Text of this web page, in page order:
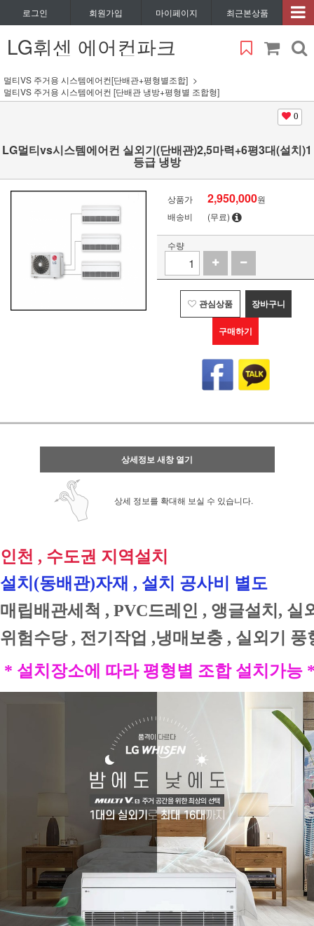
로그인 회원가입 마이페이지 최근본상품
LG휘센 에어컨파크
멀티VS 주거용 시스템에어컨[단배관+평형별조합]
멀티VS 주거용 시스템에어컨 [단배관 냉방+평형별 조합형]
0
LG멀티vs시스템에어컨 실외기(단배관)2,5마력+6평3대(설치)1
등급 냉방
상품가 2,950,000원
배송비
(무료)
수량
관심상품 장바구니
구매하기
상세정보 새창 열기
상세 정보를 확대해 보실 수 있습니다.
인천 , 수도권 지역설치
설치 (동배관)자재 , 설치 공사비 별도
매립배관세척 , PVC드레인 , 앵글설치 , 실
위험수당 , 전기작업 ,냉매보충 , 실외기 풍
* 설치장소에 따라 평형별 조합 설치가능